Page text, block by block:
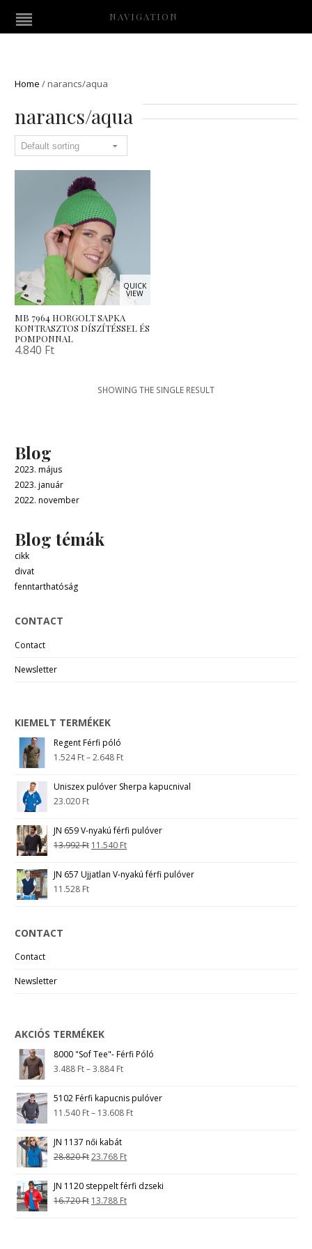
NAVIGATION
Home /narancs/aqua
narancs/aqua
QUICK
VIEW
MB 7964 HORGOLT SAPKA
KONTRASZTOS DÍSZÍTÉSSEL ÉS
POMPONNAL
4.840 Ft
SHOWING THE SINGLE RESULT
Blog
2023. május
2023. január
2022. november
Blog témák
cikk
divat
fenntarthatóság
CONTACT
Contact
Newsletter
KIEMELT TERMÉKEK
Regent Férfi póló
1.524Ft–2.648 Ft
Uniszex pulóver Sherpa kapucnival
23.020 Ft
JN 659 V-nyakú férfi pulóver
13.992Ft 11.540 Ft
JN 657 Ujjatlan V-nyakú férfi pulóver
11.528 Ft
CONTACT
Contact
Newsletter
AKCIÓS TERMÉKEK
8000 "Sof Tee"- Férfi Póló
3.488 Ft–3.884Ft
5102 Férfi kapucnis pulóver
11.540 Ft– 13.608 Ft
JN 1137 női kabát
28.820Ft23.768 Ft
JN 1120 steppelt férfi dzseki
16.720Ft 13.788 Ft